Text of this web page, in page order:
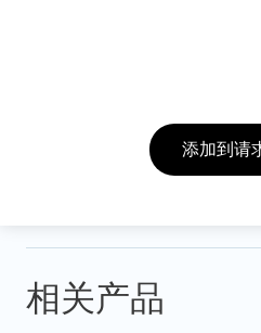
添加到请
相关产品